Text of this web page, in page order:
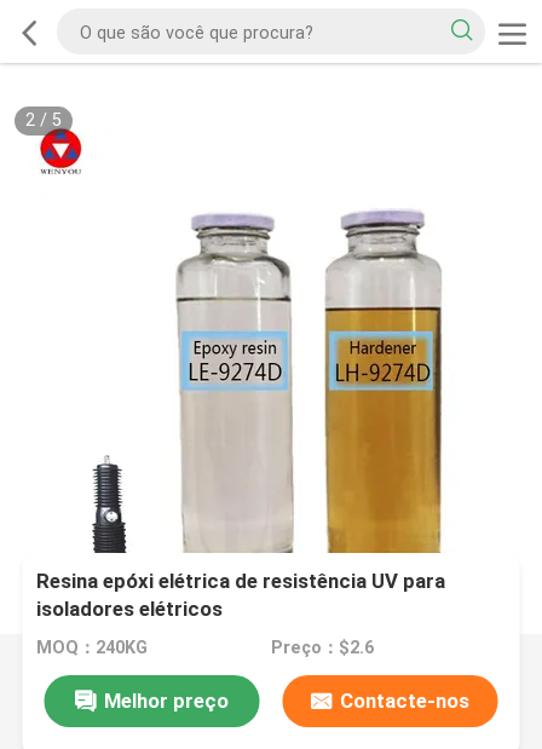
2/ 5
Resina epóxi elétrica de resistência UV para
isoladores elétricos
MOQ：240KG Preço：$2.6
Melhor preço Contacte-nos